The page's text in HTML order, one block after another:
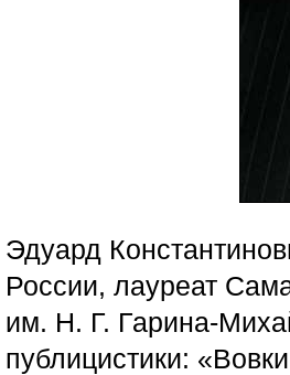
Эдуард
России, лауреат
им. Н. Г. Гарина-
публицистики: